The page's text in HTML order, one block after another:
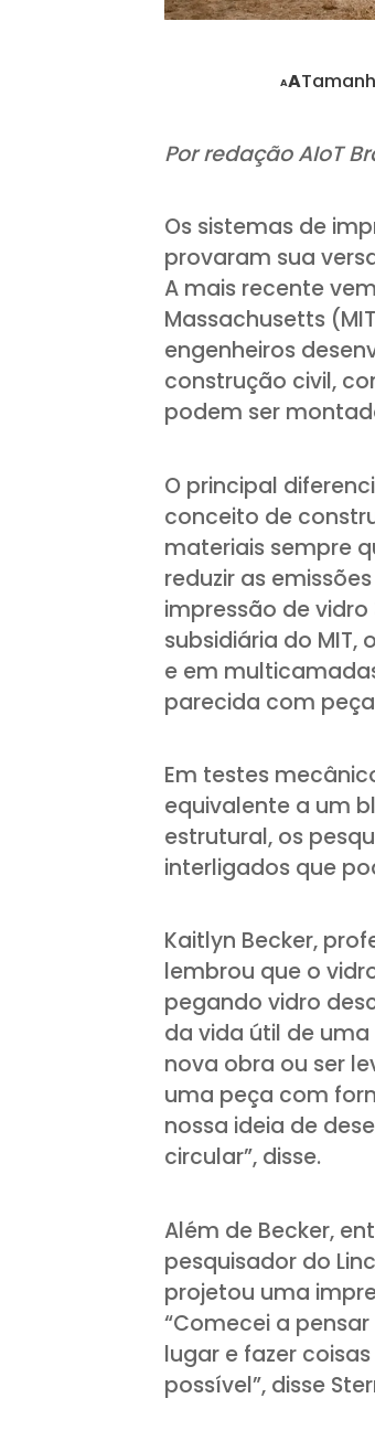
AA
Por redação AIoT
Os sistemas de
provaram sua
A mais recente
Massachusetts
engenheiros
construção civil,
podem ser
O principal
conceito de
materiais sempre
reduzir as
impressão de
subsidiária do
e em
parecida com
Em testes
equivalente a um
estrutural, os
interligados que
Kaitlyn Becker,
lembrou que o
pegando vidro
da vida útil de
nova obra ou ser
uma peça com
nossa ideia de
circular”, disse.
Além de Becker,
pesquisador do
projetou uma
“Comecei a
lugar e fazer
possível”, disse